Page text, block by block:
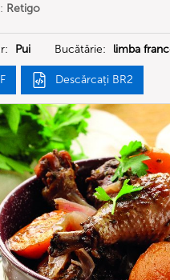
Retigo
Pui Bucătărie: limba
Descărcați BR2